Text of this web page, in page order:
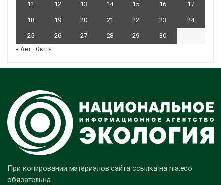
11 12 13 14 15 16 17
18 19 20 21 22 23 24
25 26 27 28 29
30
« Авг Окт »
При копировании материалов сайта ссылка на nia.eco
обязательна.